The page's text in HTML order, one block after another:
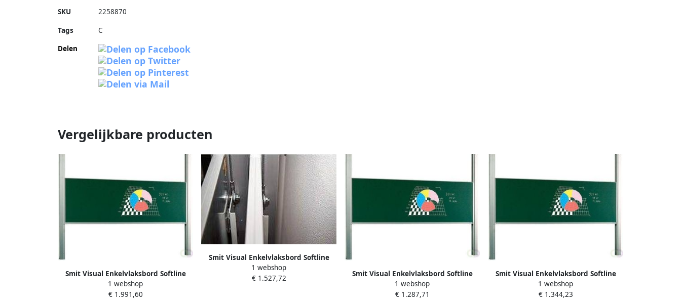
SKU 2258870
Tags
C
Delen
Vergelijkbare producten
Smit Visual Enkelvlaksbord Softline
profiel 19mm hoogteverstelbaar
kolommen email groen
1 webshop
€ 1.991,60
Smit Visual Enkelvlaksbord Softline
profiel 19mm hoogteverstelbaar
kolommen email groen
1 webshop
€ 1.527,72
Smit Visual Enkelvlaksbord Softline
profiel 19mm hoogteverstelbaar
kolommen email groen
1 webshop
€ 1.287,71
Smit Visual Enkelvlaksbord Softline
profiel 19mm hoogteverstelbaar
kolommen email groen
1 webshop
€ 1.344,23